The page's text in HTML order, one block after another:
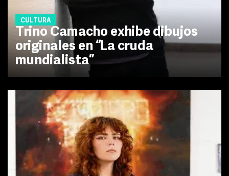
CULTURA
Trino Camacho exhibe dibujos
originales en “La cruda
mundialista”